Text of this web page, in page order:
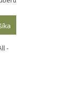
-